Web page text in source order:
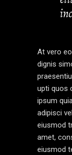
At vero
dignis
upti quos
ipsum
adipisci
eiusmod
amet,
eiusmod